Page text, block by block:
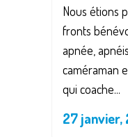
Nous étions
fronts
apnée,
caméraman
qui coache...
27 janvier,